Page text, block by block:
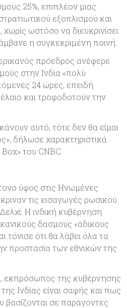
25%, επιπλέον μιας
εξοπλισμού και
ωστόσο να διευκρινίσει
η συγκεκριμένη ποινή.
πρόεδρος ανέφερε
στην Ινδία «πολύ
24 ώρες, επειδή
και τροφοδοτούν την
αυτό, τότε δεν θα είμαι
δήλωσε χαρακτηριστικά
του CNBC.
ύφος στις Ηνωμένες
τις εισαγωγές ρωσικού
Η ινδική κυβέρνηση
δασμούς «άδικους
τόνισε ότι θα λάβει όλα τα
προστασία των εθνικών της
εκπρόσωπος της κυβέρνησης
Ινδίας είναι σαφής και πως
βασίζονται σε παράγοντες